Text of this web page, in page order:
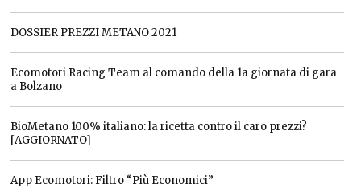
DOSSIER PREZZI METANO 2021
Ecomotori Racing Team al comando della 1a giornata di gara
a Bolzano
BioMetano 100% italiano: la ricetta contro il caro prezzi?
[AGGIORNATO]
App Ecomotori: Filtro “Più Economici”